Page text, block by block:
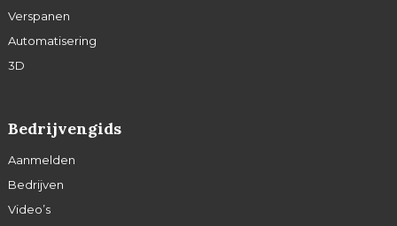
Verspanen
Automatisering
3D
Bedrijvengids
Aanmelden
Bedrijven
Video’s